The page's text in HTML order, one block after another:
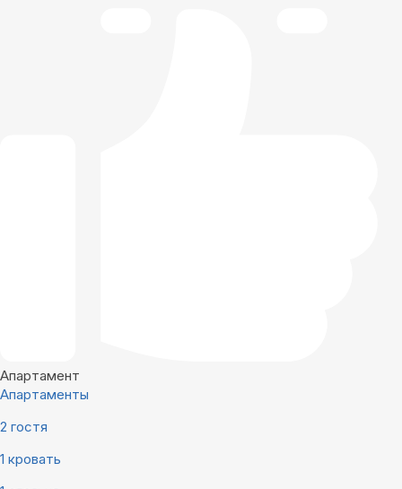
Апартамент
Апартаменты
2 гостя
1 кровать